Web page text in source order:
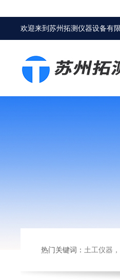
欢迎来到苏州拓测仪器设备有
热门关键词： 土工仪器，